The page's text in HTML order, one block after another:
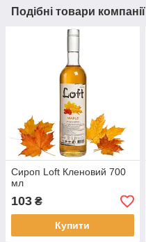
Подібні товари компанії
Сироп Loft Кленовий 700
мл
103 ₴
Купити